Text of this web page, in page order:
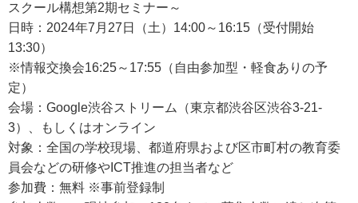
スクール構想第2期セミナー～
日時：2024年7月27日（土）14:00～16:15（受付開始
13:30）
※情報交換会16:25～17:55（自由参加型・軽食ありの予
定）
会場：Google渋谷ストリーム（東京都渋谷区渋谷3-21-
3）、もしくはオンライン
対象：全国の学校現場、都道府県および区市町村の教育委
員会などの研修やICT推進の担当者など
参加費：無料 ※事前登録制